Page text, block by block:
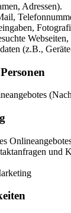
Adressen).
(z.B.,
und